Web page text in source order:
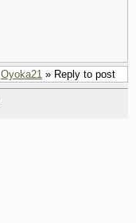
Oyoka21 » Reply to post